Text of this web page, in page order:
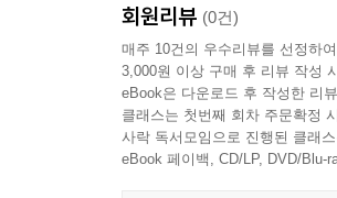
11장 밀 · 인류가 밀을 선택
농업혁명의 불편한 진실 · 흰
12장 초콜릿 · 신의 음료에
회원리뷰 (0건)
매주 10건의 우수리뷰를 선정하
3,000원 이상 구매 후 리뷰 작성
eBook은 다운로드 후 작성한 리
클래스는 첫번째 회차 주문확정
사락 독서모임으로 진행된 클래
eBook 페이백, CD/LP, DVD/